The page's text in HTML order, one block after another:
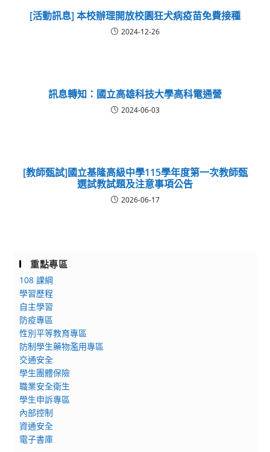
[活動訊息] 本校辦理開放校園狂犬病疫苗免費接種
2024-12-26
訊息轉知：國立高雄科技大學高科電通營
2024-06-03
[教師甄試]國立基隆高級中學115學年度第一次教師甄
選試教試題及注意事項公告
2026-06-17
重點專區
108 課綱
學習歷程
自主學習
防疫專區
性別平等教育專區
防制學生藥物濫用專區
交通安全
學生團體保險
職業安全衛生
學生申訴專區
內部控制
資通安全
電子書庫